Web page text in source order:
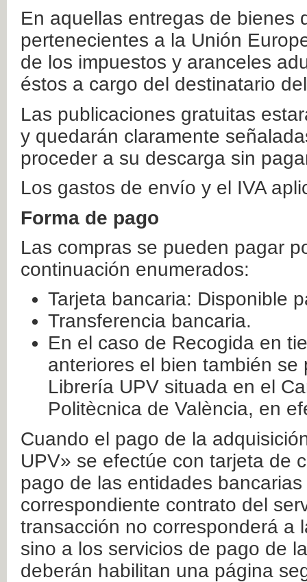
En aquellas entregas de bienes
pertenecientes a la Unión
de los impuestos y aranceles
éstos a cargo del destinatario
Las publicaciones gratuitas
y quedarán claramente
proceder a su descarga sin
Los gastos de envío y el IVA
Forma de pago
Las compras se pueden pagar
continuación enumerados:
Tarjeta bancaria: Disponible
Transferencia bancaria.
En el caso de Recogida en
anteriores el bien también
Librería UPV situada en el
Politècnica de València, en
Cuando el pago de la
UPV» se efectúe con tarjeta de
pago de las entidades
correspondiente contrato del
transacción no corresponderá a
sino a los servicios de pago de
deberán habilitan una página